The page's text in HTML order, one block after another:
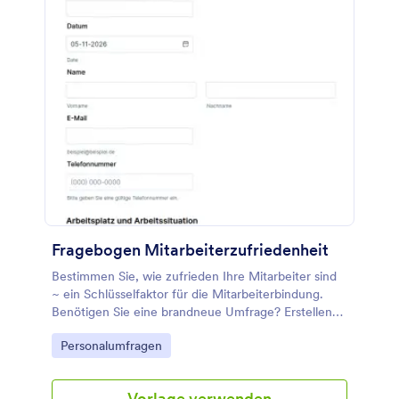
und die Eingabetabelle zur Datenerfassung. Sie
können das Logo und das Farbdesign mit dem
Umfrage Tool ändern.
Fragebogen Mitarbeiterzufriedenheit
Bestimmen Sie, wie zufrieden Ihre Mitarbeiter sind
~ ein Schlüsselfaktor für die Mitarbeiterbindung.
Benötigen Sie eine brandneue Umfrage? Erstellen
Sie Ihre eigene kostenlose Online-Umfrage Jetzt
von Grund auf neu!
Go to Category:
Personalumfragen